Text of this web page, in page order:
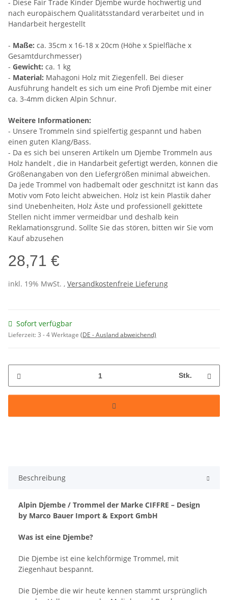
- Diese Fair Trade Kinder Djembe wurde hochwertig und
nach europäischem Qualitätsstandard verarbeitet und in
Handarbeit hergestellt
- Maße: ca. 35cm x 16-18 x 20cm (Höhe x Spielfläche x
Gesamtdurchmesser)
- Gewicht: ca. 1 kg
- Material: Mahagoni Holz mit Ziegenfell. Bei dieser
Ausführung handelt es sich um eine Profi Djembe mit einer
ca. 3-4mm dicken Alpin Schnur.
Weitere Informationen:
- Unsere Trommeln sind spielfertig gespannt und haben
einen guten Klang/Bass.
- Da es sich bei unseren Artikeln um Djembe Trommeln aus
Holz handelt , die in Handarbeit gefertigt werden, können die
Größenangaben von den Liefergrößen minimal abweichen.
Da jede Trommel von hadbemalt oder geschnitzt ist kann das
Motiv vom Foto leicht abweichen. Holz ist kein Plastik daher
sind Unebenheiten, Holz Äste und professionell gekittete
Stellen nicht immer vermeidbar und deshalb kein
Reklamationsgrund. Sollte Sie das stören, bitten wir Sie vom
Kauf abzusehen
28,71 €
inkl. 19% MwSt. , Versandkostenfreie Lieferung
Sofort verfügbar
Lieferzeit:3 - 4 Werktage (DE - Ausland abweichend)
Stk.
Beschreibung
Alpin Djembe / Trommel der Marke CIFFRE – Design
by Marco Bauer Import & Export GmbH
Was ist eine Djembe?
Die Djembe ist eine kelchförmige Trommel, mit
Ziegenhaut bespannt.
Die Djembe die wir heute kennen stammt ursprünglich